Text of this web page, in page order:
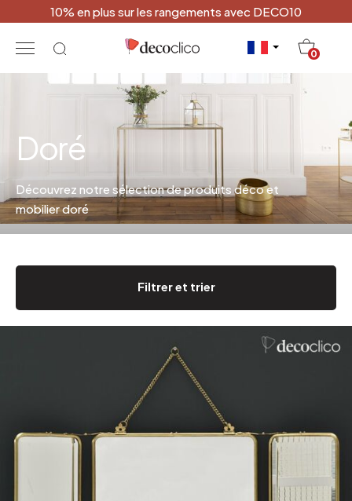
10% en plus sur les rangements avec DECO10
0
Doré
Découvrez notre sélection de produits déco et
mobilier doré
Filtrer et trier